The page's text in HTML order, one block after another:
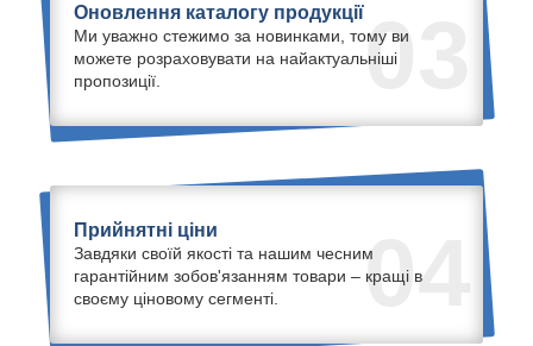
03
Оновлення каталогу продукції
Ми уважно стежимо за новинками, тому ви
можете розраховувати на найактуальніші
пропозиції.
04
Прийнятні ціни
Завдяки своїй якості та нашим чесним
гарантійним зобов'язанням товари – кращі в
своєму ціновому сегменті.